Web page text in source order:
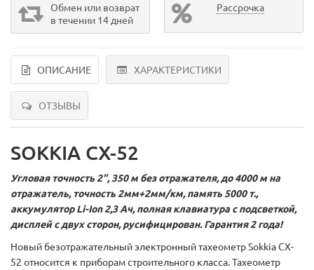
Обмен или возврат
в течении 14 дней
Рассрочка
ОПИСАНИЕ ХАРАКТЕРИСТИКИ
ОТЗЫВЫ
SOKKIA CX-52
Угловая точность 2", 350 м без отражателя, до 4000 м на
отражатель, точность 2мм+2мм/км, память 5000 т.,
аккумулятор Li-Ion 2,3 Ач, полная клавиатура с подсветкой,
дисплей с двух сторон, русифицирован. Гарантия 2 года!
Новый безотражательный электронный тахеометр Sokkia CX-
52 относится к приборам строительного класса. Тахеометр